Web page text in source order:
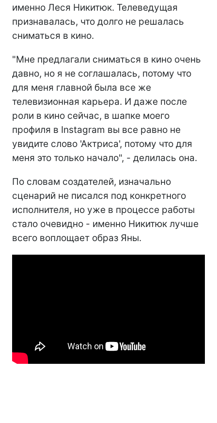
именно Леся Никитюк. Телеведущая
признавалась, что долго не решалась
сниматься в кино.
"Мне предлагали сниматься в кино очень
давно, но я не соглашалась, потому что
для меня главной была все же
телевизионная карьера. И даже после
роли в кино сейчас, в шапке моего
профиля в Instagram вы все равно не
увидите слово 'Актриса', потому что для
меня это только начало", - делилась она.
По словам создателей, изначально
сценарий не писался под конкретного
исполнителя, но уже в процессе работы
стало очевидно - именно Никитюк лучше
всего воплощает образ Яны.